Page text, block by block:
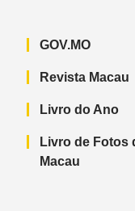
GOV.MO
Revista Macau
Livro do Ano
Livro de Fotos
Macau